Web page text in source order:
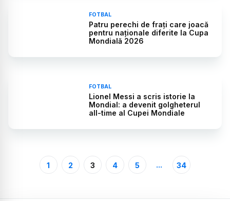
FOTBAL
Patru perechi de frați care joacă
pentru naționale diferite la Cupa
Mondială 2026
FOTBAL
Lionel Messi a scris istorie la
Mondial: a devenit golgheterul
all-time al Cupei Mondiale
1 2 3 4 5 ... 34